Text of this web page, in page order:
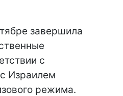
завершила
с
Израилем
режима.